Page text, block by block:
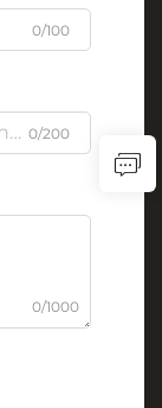
0/100
0/200
0/1000